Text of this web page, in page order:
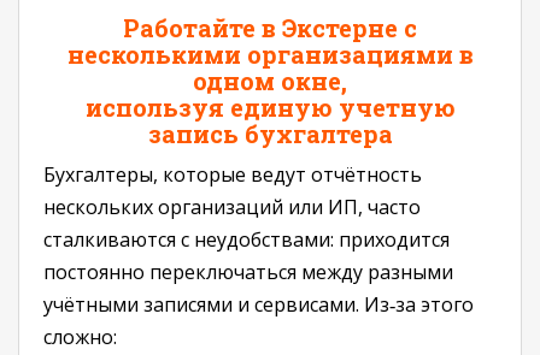
Работайте в Экстерне с
несколькими организациями в
одном окне,
используя единую учетную
запись бухгалтера
Бухгалтеры, которые ведут отчётность
нескольких организаций или ИП, часто
сталкиваются с неудобствами: приходится
постоянно переключаться между разными
учётными записями и сервисами. Из‑за этого
сложно: